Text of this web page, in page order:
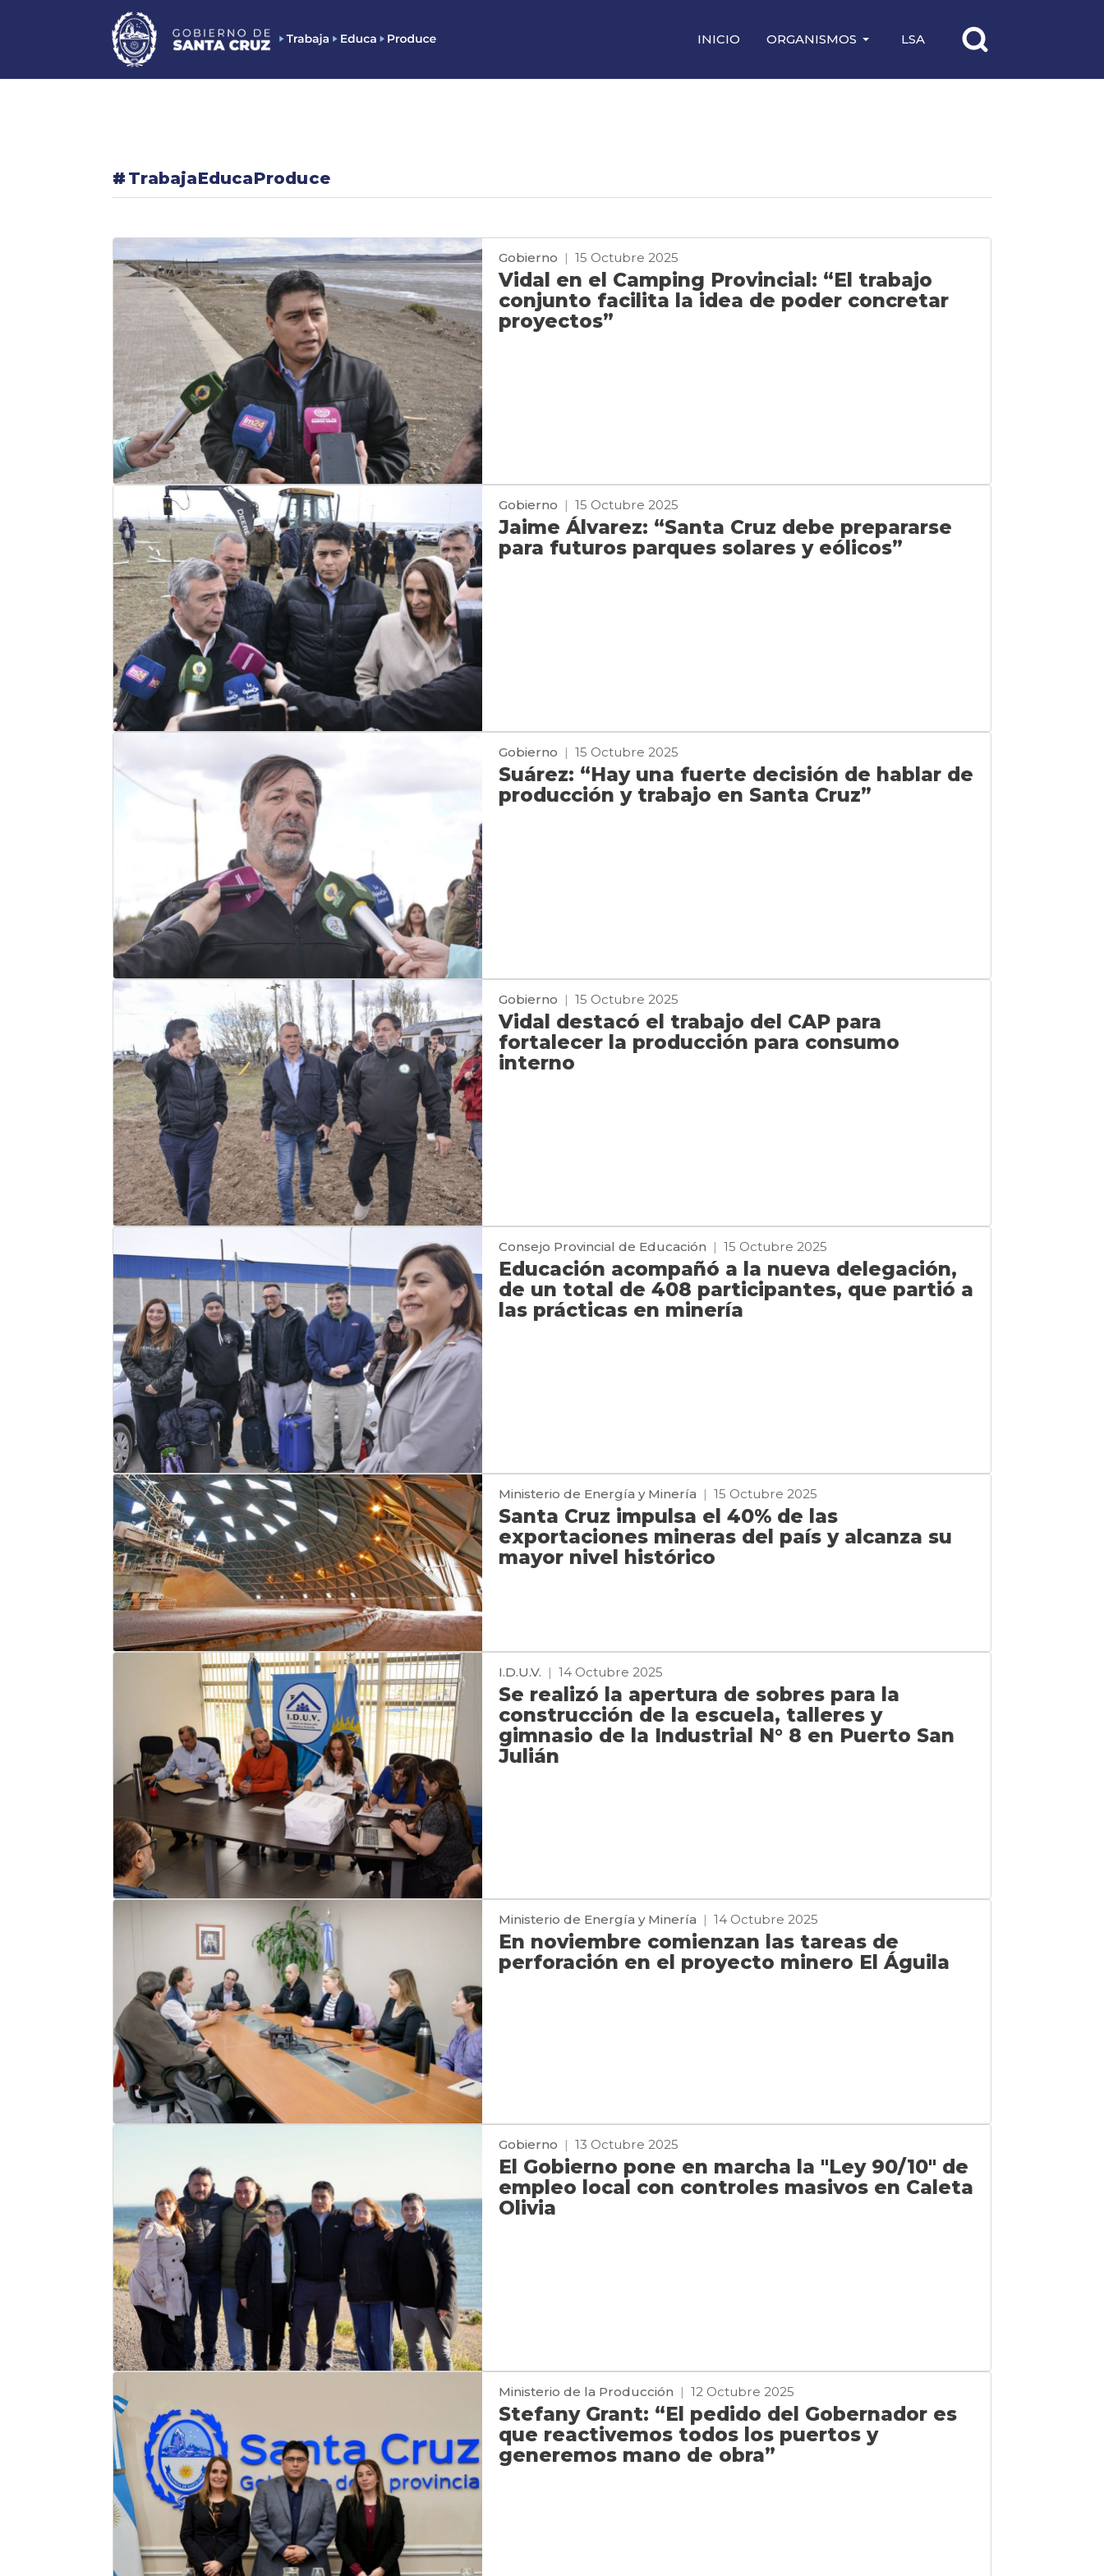
INICIO ORGANISMOS LSA
# TrabajaEducaProduce
Gobierno | 15 Octubre 2025
Vidal en el Camping Provincial: “El trabajo
conjunto facilita la idea de poder concretar
proyectos”
Gobierno | 15 Octubre 2025
Jaime Álvarez: “Santa Cruz debe prepararse
para futuros parques solares y eólicos”
Gobierno | 15 Octubre 2025
Suárez: “Hay una fuerte decisión de hablar de
producción y trabajo en Santa Cruz”
Gobierno | 15 Octubre 2025
Vidal destacó el trabajo del CAP para
fortalecer la producción para consumo
interno
Consejo Provincial de Educación | 15 Octubre 2025
Educación acompañó a la nueva delegación,
de un total de 408 participantes, que partió a
las prácticas en minería
Ministerio de Energía y Minería | 15 Octubre 2025
Santa Cruz impulsa el 40% de las
exportaciones mineras del país y alcanza su
mayor nivel histórico
I.D.U.V. | 14 Octubre 2025
Se realizó la apertura de sobres para la
construcción de la escuela, talleres y
gimnasio de la Industrial N° 8 en Puerto San
Julián
Ministerio de Energía y Minería | 14 Octubre 2025
En noviembre comienzan las tareas de
perforación en el proyecto minero El Águila
Gobierno | 13 Octubre 2025
El Gobierno pone en marcha la "Ley 90/10" de
empleo local con controles masivos en Caleta
Olivia
Ministerio de la Producción | 12 Octubre 2025
Stefany Grant: “El pedido del Gobernador es
que reactivemos todos los puertos y
generemos mano de obra”